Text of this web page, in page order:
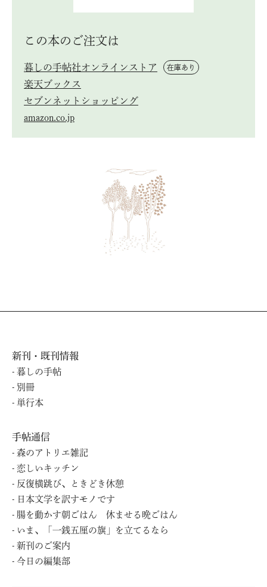
この本のご注⽂は
暮しの手帖社オンラインストア 在庫あり
楽天ブックス
セブンネットショッピング
amazon.co.jp
新刊・既刊情報
暮しの⼿帖
別冊
単⾏本
手帖通信
森のアトリエ雑記
恋しいキッチン
反復横跳び、ときどき休憩
日本文学を訳すモノです
腸を動かす朝ごはん 休ませる晩ごはん
いま、「一銭五厘の旗」を立てるなら
新刊のご案内
今日の編集部